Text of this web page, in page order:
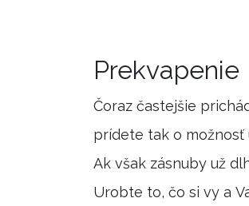
Prekvapenie
Čoraz častejšie
prídete tak o možnosť
Ak však zásnuby už
Urobte to, čo si vy a